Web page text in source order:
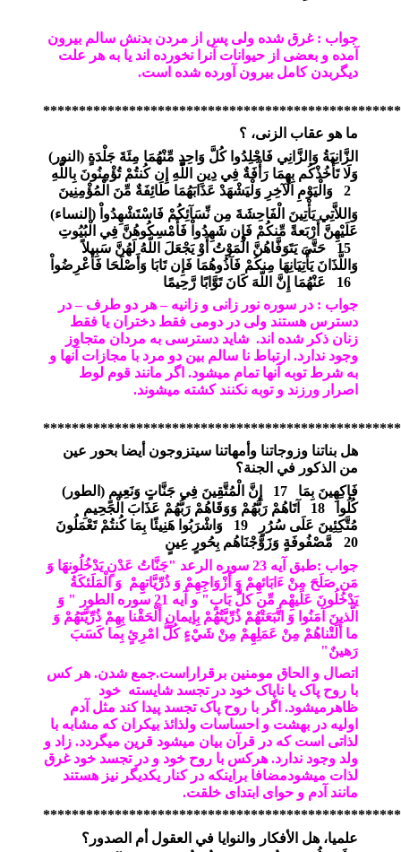
جواب : غرق شده ولی پس از مردن بدنش سالم بیرون
آمده و بعضی از حیوانات آنرا نخورده اند یا به هر علت
دیگربدن کامل بیرون آورده شده است.
ما هو عقاب الزنى، ؟
( النور ) الزَّانِيَةُ وَالزَّانِي فَاجْلِدُوا كُلَّ وَاحِدٍ مِّنْهُمَا مِئَةَ جَلْدَةٍ
وَلَا تَأْخُذْكُم بِهِمَا رَأْفَةٌ فِي دِينِ اللَّهِ إِن كُنتُمْ تُؤْمِنُونَ بِاللَّهِ
وَالْيَوْمِ الْآخِرِ وَلْيَشْهَدْ عَذَابَهُمَا طَائِفَةٌ مِّنَ الْمُؤْمِنِينَ 2
(النساء ) وَاللاَّتِي يَأْتِينَ الْفَاحِشَةَ مِن نِّسَآئِكُمْ فَاسْتَشْهِدُواْ
عَلَيْهِنَّ أَرْبَعةً مِّنكُمْ فَإِن شَهِدُواْ فَأَمْسِكُوهُنَّ فِي الْبُيُوتِ
حَتَّىَ يَتَوَفَّاهُنَّ الْمَوْتُ أَوْ يَجْعَلَ اللّهُ لَهُنَّ سَبِيلاً 15
وَاللَّذَانَ يَأْتِيَانِهَا مِنكُمْ فَآذُوهُمَا فَإِن تَابَا وَأَصْلَحَا فَأَعْرِضُواْ
عَنْهُمَا إِنَّ اللّهَ كَانَ تَوَّابًا رَّحِيمًا 16
جواب : در سوره نور زانی و زانیه – هر دو طرف – در
دسترس هستند ولی در دومی فقط دختران یا فقط
زنان ذکر شده اند. شاید دسترسی به مردان متجاوز
وجود ندارد. ارتباط نا سالم بین دو مرد با مجازات آنها و
به شرط توبه آنها تمام میشود. اگر مانند قوم لوط
اصرار ورزند و توبه نکنند کشته میشوند.
هل بناتنا وزوجاتنا وأمهاتنا سيتزوجون أيضا بحور عين
من الذكور في الجنة؟
( الطور ) إِنَّ الْمُتَّقِينَ فِي جَنَّاتٍ وَنَعِيمٍ 17 فَاكِهِينَ بِمَا
آتَاهُمْ رَبُّهُمْ وَوَقَاهُمْ رَبُّهُمْ عَذَابَ الْجَحِيمِ
18 كُلُوا
وَاشْرَبُوا هَنِيئًا بِمَا كُنتُمْ تَعْمَلُونَ 19
مُتَّكِئِينَ عَلَى سُرُرٍ
مَّصْفُوفَةٍ وَزَوَّجْنَاهُم بِحُورٍ عِينٍ 20
جواب :طبق آیه 23 سوره الرعد "جَنَّاتُ عَدْنٍ يَدْخُلُونهََا وَ
مَن صَلَحَ مِنْ ءَابَائهِِمْ وَ أَزْوَاجِهِمْ وَ ذُرِّيَّاتهِِمْ وَ الْمَلَئكَةُ
يَدْخُلُونَ عَلَيهِْم مِّن كلُ‏ِّ بَابٍ" و آیه 21 سوره الطور " وَ
الَّذينَ آمَنُوا وَ اتَّبَعَتْهُمْ ذُرِّيَّتُهُمْ بِإيمانٍ أَلْحَقْنا بِهِمْ ذُرِّيَّتَهُمْ وَ
ما أَلَتْناهُمْ مِنْ عَمَلِهِمْ مِنْ شَيْ‏ءٍ كُلُّ امْرِئٍ بِما كَسَبَ
رَهينٌ"
اتصال و الحاق مومنین برقراراست.جمع شدن. هر کس
با روح پاک یا ناپاک خود در تجسد شایسته خود
ظاهرمیشود. اگر با روح پاک تجسد پیدا کند مثل آدم
اولیه در بهشت و احساسات ولذائذ بیکران که مشابه با
لذاتی است که در قرآن بیان میشود قرین میگردد. زاد و
ولد وجود ندارد. هرکس با روح خود و در تجسد خود غرق
لذات میشودمضافا براینکه در کنار یکدیگر نیز هستند
مانند آدم و حوای ابتدای خلقت.
علميا، هل الأفكار والنوايا في العقول أم الصدور؟